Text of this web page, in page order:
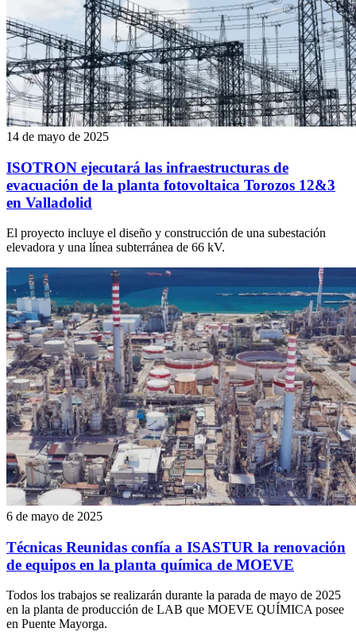
14 de mayo de 2025
ISOTRON ejecutará las infraestructuras de
evacuación de la planta fotovoltaica Torozos 12&3
en Valladolid
El proyecto incluye el diseño y construcción de una subestación
elevadora y una línea subterránea de 66 kV.
6 de mayo de 2025
Técnicas Reunidas confía a ISASTUR la renovación
de equipos en la planta química de MOEVE
Todos los trabajos se realizarán durante la parada de mayo de 2025
en la planta de producción de LAB que MOEVE QUÍMICA posee
en Puente Mayorga.